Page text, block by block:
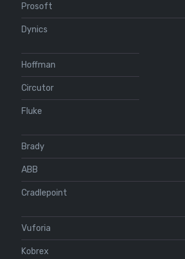
Prosoft
Dynics
Hoffman
Circutor
Fluke
Brady
ABB
Cradlepoint
Vuforia
Kobrex